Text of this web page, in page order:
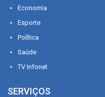
Economia
Esporte
Política
Saúde
TV Infonet
SERVIÇOS